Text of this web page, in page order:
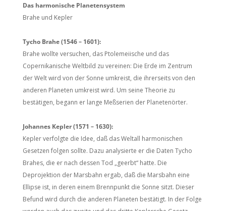
Das harmonische Planetensystem
Brahe und Kepler
Tycho Brahe (1546 – 1601):
Brahe wollte versuchen, das Ptolemeiische und das
Copernikanische Weltbild zu vereinen: Die Erde im Zentrum
der Welt wird von der Sonne umkreist, die ihrerseits von den
anderen Planeten umkreist wird. Um seine Theorie zu
bestätigen, begann er lange Meßserien der Planetenörter.
Johannes Kepler (1571 – 1630):
Kepler verfolgte die Idee, daß das Weltall harmonischen
Gesetzen folgen sollte. Dazu analysierte er die Daten Tycho
Brahes, die er nach dessen Tod „geerbt“ hatte. Die
Deprojektion der Marsbahn ergab, daß die Marsbahn eine
Ellipse ist, in deren einem Brennpunkt die Sonne sitzt. Dieser
Befund wird durch die anderen Planeten bestätigt. In der Folge